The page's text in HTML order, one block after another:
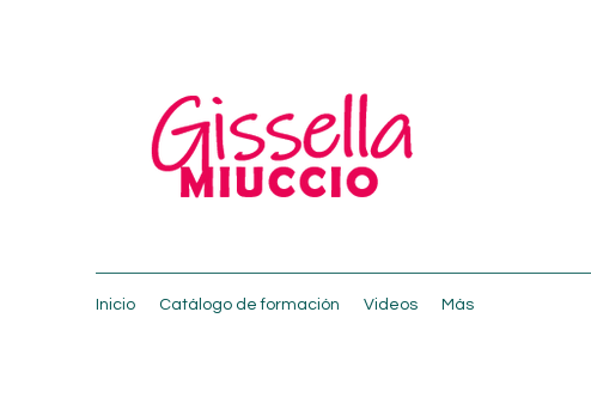
Inicio Catálogo de formación Videos Más